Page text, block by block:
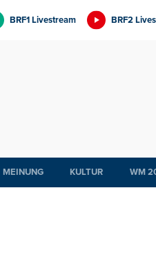
BRF1 Livestream BRF2
MEINUNG KULTUR WM